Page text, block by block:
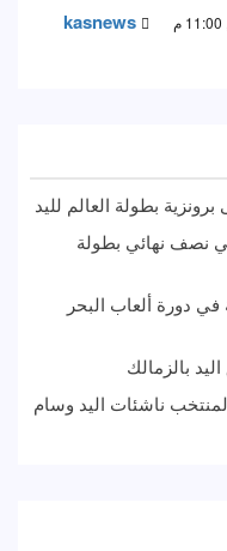
kasnews
بطولة العالم لليد
نصف نهائي بطولة
لاعبا ولاعبة في دورة ألعاب البحر
بالزمالك
ناشئات اليد وسام